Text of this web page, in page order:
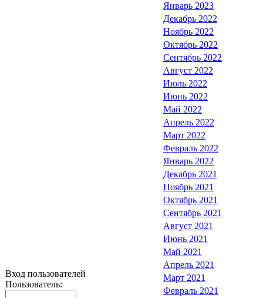
Вход пользователей
Пользователь:
Январь 2023
Декабрь 2022
Ноябрь 2022
Октябрь 2022
Сентябрь 2022
Август 2022
Июль 2022
Июнь 2022
Май 2022
Апрель 2022
Март 2022
Февраль 2022
Январь 2022
Декабрь 2021
Ноябрь 2021
Октябрь 2021
Сентябрь 2021
Август 2021
Июнь 2021
Май 2021
Апрель 2021
Март 2021
Февраль 2021